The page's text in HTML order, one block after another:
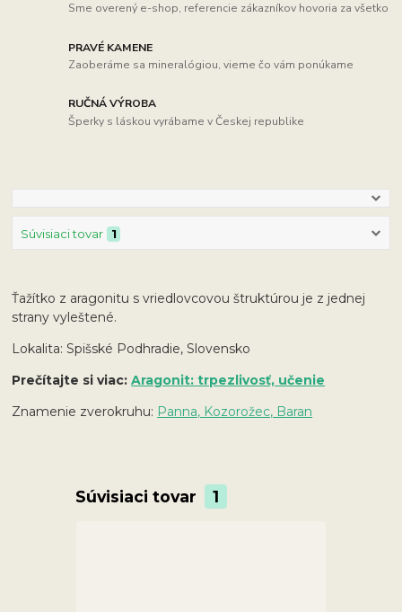
Sme overený e-shop, referencie zákazníkov hovoria za všetko
PRAVÉ KAMENE
Zaoberáme sa mineralógiou, vieme čo vám ponúkame
RUČNÁ VÝROBA
Šperky s láskou vyrábame v Českej republike
Súvisiaci tovar 1
Ťažítko z aragonitu s vriedlovcovou štruktúrou je z jednej
strany vyleštené.
Lokalita: Spišské Podhradie, Slovensko
Prečítajte si viac:Aragonit: trpezlivosť, učenie
Znamenie zverokruhu: Panna, Kozorožec, Baran
Súvisiaci tovar 1